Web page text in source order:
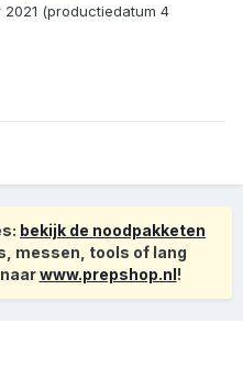
(productiedatum 4
bekijk de noodpakketen
messen, tools of lang
www.prepshop.nl!